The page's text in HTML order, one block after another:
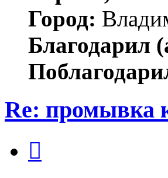
Город:
Благодарил
Re: промывка